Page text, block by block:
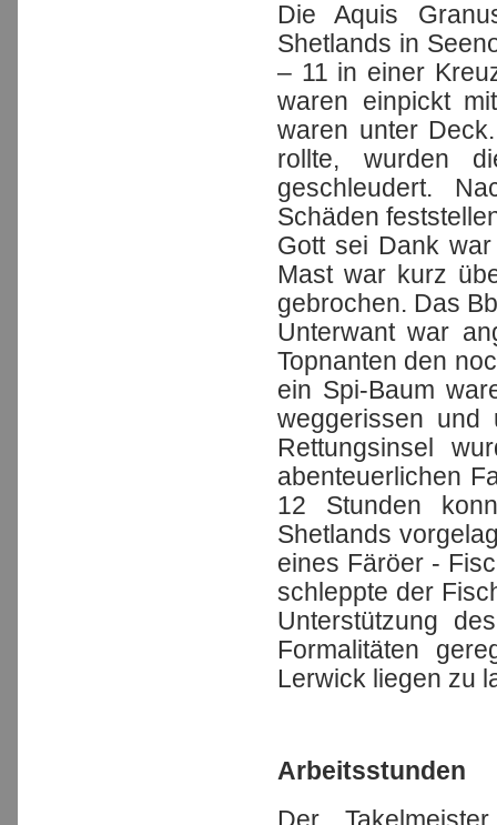
Die Aquis
Shetlands in
– 11 in einer
waren einpickt
waren unter
rollte, wurden
geschleudert.
Schäden
Gott sei Dank
Mast war kurz
gebrochen. Das
Unterwant war
Topnanten den
ein Spi-Baum
weggerissen und
Rettungsinsel
abenteuerlichen
12 Stunden
Shetlands
eines Färöer -
schleppte der
Unterstützung
Formalitäten
Lerwick liegen zu
Arbeitsstunden